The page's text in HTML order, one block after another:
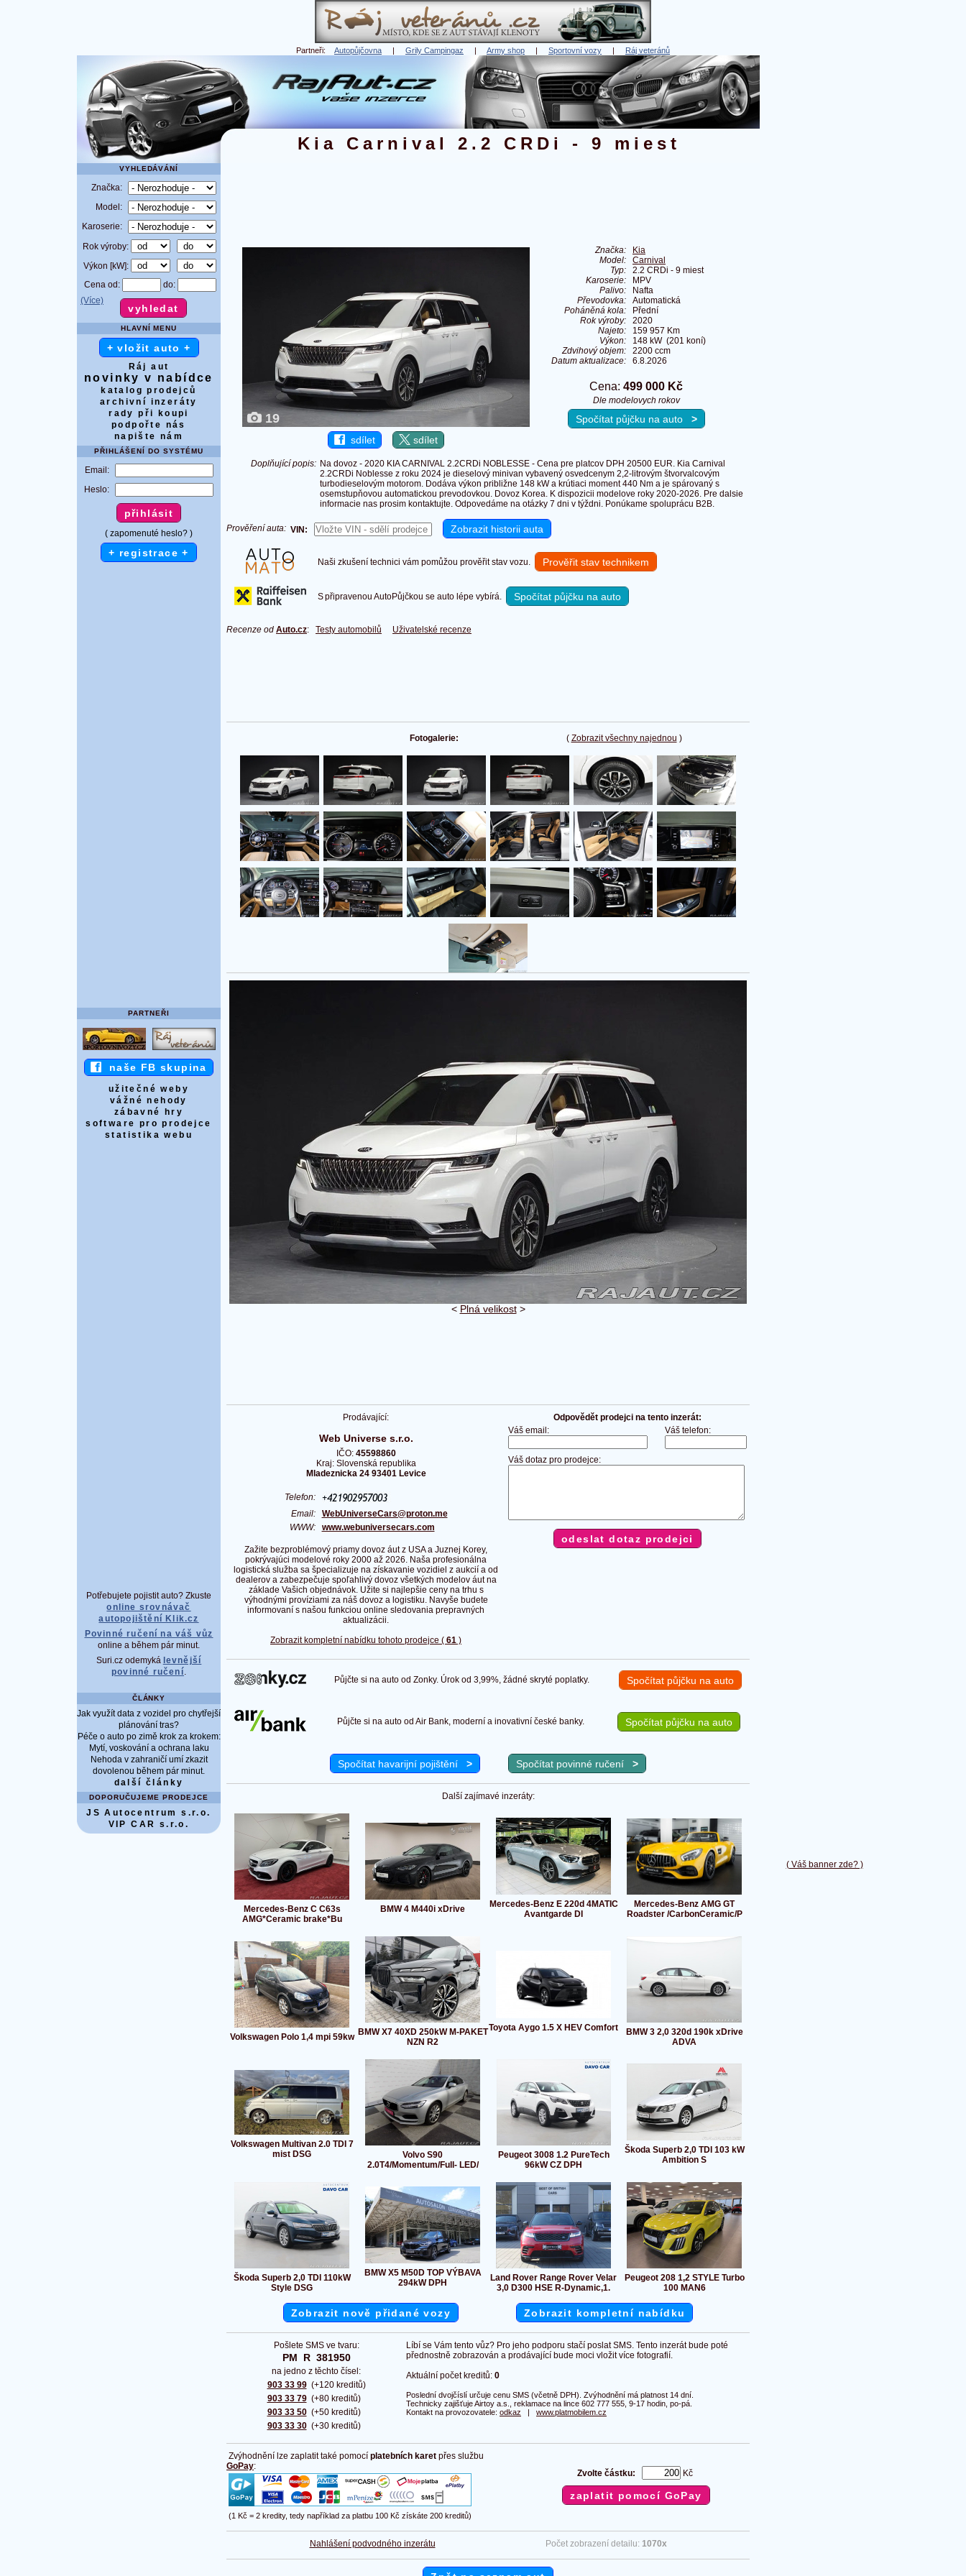
Partneři: Autopůjčovna | Grily Campingaz | Army shop | Sportovní vozy | Ráj veteránů
( Váš banner zde? )
Kia Carnival 2.2 CRDi - 9 miest
VYHLEDÁVÁNÍ
Značka:
Model:
Karoserie:
Rok výroby:
Výkon [kW]:
Cena od:
do:
(Více)
HLAVNÍ MENU
+ vložit auto +
Ráj aut
novinky v nabídce
katalog prodejců
archivní inzeráty
rady při koupi
podpořte nás
napište nám
PŘIHLÁŠENÍ DO SYSTÉMU
Email:
Heslo:
( zapomenuté heslo? )
+ registrace +
PARTNEŘI
naše FB skupina
užitečné weby
vážné nehody
zábavné hry
software pro prodejce
statistika webu
Potřebujete pojistit auto? Zkuste
online srovnávač
autopojištění Klik.cz
Povinné ručení na váš vůz
online a během pár minut.
Suri.cz odemyká levnější
povinné ručení.
ČLÁNKY
Jak využít data z vozidel pro chytřejší
plánování tras?
Péče o auto po zimě krok za krokem:
Mytí, voskování a ochrana laku
Nehoda v zahraničí umí zkazit
dovolenou během pár minut.
další články
DOPORUČUJEME PRODEJCE
JS Autocentrum s.r.o.
VIP CAR s.r.o.
19
sdílet sdílet
Značka:
Kia
Model:
Carnival
Typ:
2.2 CRDi - 9 miest
Karoserie:
MPV
Palivo:
Nafta
Převodovka:
Automatická
Poháněná kola:
Přední
Rok výroby:
2020
Najeto:
159 957 Km
Výkon:
148 kW (201 koní)
Zdvihový objem:
2200 ccm
Datum aktualizace:
6.8.2026
Cena: 499 000 Kč
Dle modelovych rokov
Spočítat půjčku na auto >
Doplňující popis: Na dovoz - 2020 KIA CARNIVAL 2.2CRDi NOBLESSE - Cena pre platcov DPH 20500 EUR. Kia Carnival
2.2CRDi Noblesse z roku 2024 je dieselový minivan vybavený osvedcenym 2,2-litrovým štvorvalcovým
turbodieselovým motorom. Dodáva výkon približne 148 kW a krútiaci moment 440 Nm a je spárovaný s
osemstupňovou automatickou prevodovkou. Dovoz Korea. K dispozicii modelove roky 2020-2026. Pre dalsie
informacie nas prosim kontaktujte. Odpovedáme na otázky 7 dni v týždni. Ponúkame spoluprácu B2B.
Prověření auta: VIN:
Naši zkušení technici vám pomůžou prověřit stav vozu. Prověřit stav technikem
S připravenou AutoPůjčkou se auto lépe vybírá. Spočítat půjčku na auto
Recenze od Auto.cz: Testy automobilů Uživatelské recenze
( Zobrazit všechny najednou )
Fotogalerie:
< Plná velikost>
Prodávající:
Web Universe s.r.o.
IČO: 45598860
Kraj: Slovenská republika
Mladeznicka 24 93401 Levice
Telefon:
Email: WebUniverseCars@proton.me
WWW: www.webuniversecars.com
Zažite bezproblémový priamy dovoz áut z USA a Juznej Korey,
pokrývajúci modelové roky 2000 až 2026. Naša profesionálna
logistická služba sa špecializuje na získavanie vozidiel z aukcií a od
dealerov a zabezpečuje spoľahlivý dovoz všetkých modelov áut na
základe Vašich objednávok. Užite si najlepšie ceny na trhu s
výhodnými províziami za náš dovoz a logistiku. Navyše budete
informovaní s našou funkciou online sledovania prepravných
aktualizácii.
Zobrazit kompletní nabídku tohoto prodejce ( 61 )
Odpovědět prodejci na tento inzerát:
Váš email:
Váš telefon:
Váš dotaz pro prodejce:
Půjčte si na auto od Zonky. Úrok od 3,99%, žádné skryté poplatky. Spočítat půjčku na auto
Půjčte si na auto od Air Bank, moderní a inovativní české banky. Spočítat půjčku na auto
Spočítat havarijní pojištění > Spočítat povinné ručení >
Další zajímavé inzeráty:
Mercedes-Benz C C63s
AMG*Ceramic brake*Bu
BMW 4 M440i xDrive
Mercedes-Benz E 220d 4MATIC
Avantgarde DI
Mercedes-Benz AMG GT
Roadster /CarbonCeramic/P
Volkswagen Polo 1,4 mpi 59kw BMW X7 40XD 250kW M-PAKET
NZN R2
Toyota Aygo 1.5 X HEV Comfort
BMW 3 2,0 320d 190k xDrive
ADVA
Volkswagen Multivan 2.0 TDI 7
mist DSG
Volvo S90
2.0T4/Momentum/Full- LED/
Peugeot 3008 1.2 PureTech
96kW CZ DPH
Škoda Superb 2,0 TDI 103 kW
Ambition S
Škoda Superb 2,0 TDI 110kW
Style DSG
BMW X5 M50D TOP VÝBAVA
294kW DPH
Land Rover Range Rover Velar
3,0 D300 HSE R-Dynamic,1.
Peugeot 208 1,2 STYLE Turbo
100 MAN6
Zobrazit nově přidané vozy Zobrazit kompletní nabídku
Pošlete SMS ve tvaru:
PM  R  381950
na jedno z těchto čísel:
903 33 99
903 33 79
903 33 50
903 33 30
(+120 kreditů)
(+80 kreditů)
(+50 kreditů)
(+30 kreditů)
Líbí se Vám tento vůz? Pro jeho podporu stačí poslat SMS. Tento inzerát bude poté
přednostně zobrazován a prodávající bude moci vložit více fotografií.
Aktuální počet kreditů: 0
Poslední dvojčíslí určuje cenu SMS (včetně DPH). Zvýhodnění má platnost 14 dní.
Technicky zajišťuje Airtoy a.s., reklamace na lince 602 777 555, 9-17 hodin, po-pá.
Kontakt na provozovatele: odkaz | www.platmobilem.cz
Zvýhodnění lze zaplatit také pomocí platebních karet přes službu
GoPay:
(1 Kč = 2 kredity, tedy například za platbu 100 Kč získáte 200 kreditů)
Zvolte částku: Kč
Nahlášení podvodného inzerátu Počet zobrazení detailu: 1070x